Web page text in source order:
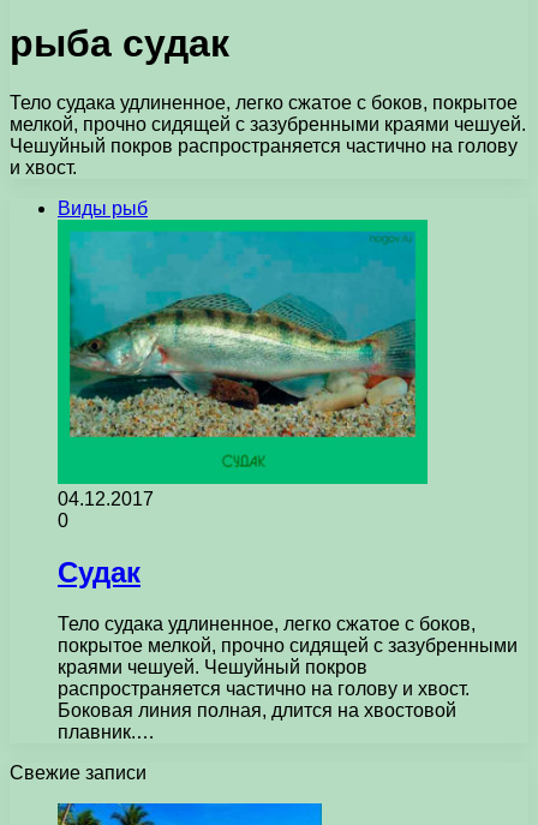
рыба судак
Тело судака удлиненное, легко сжатое с боков, покрытое
мелкой, прочно сидящей с зазубренными краями чешуей.
Чешуйный покров распространяется частично на голову
и хвост.
Виды рыб
04.12.2017
0
Судак
Тело судака удлиненное, легко сжатое с боков,
покрытое мелкой, прочно сидящей с зазубренными
краями чешуей. Чешуйный покров
распространяется частично на голову и хвост.
Боковая линия полная, длится на хвостовой
плавник.…
Свежие записи